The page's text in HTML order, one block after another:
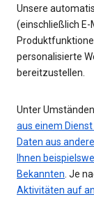
Unsere
(einschließlich E-
personalisierte
bereitzustellen.
Unter Umständen
aus einem
Daten aus
Ihnen
Bekannten. Je
Aktivitäten auf